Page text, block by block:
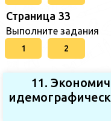
Страница 33
Выполните задания
1 2
11.